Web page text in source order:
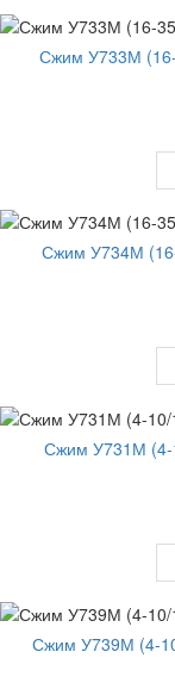
Сжим У733М
Сжим У734М
Сжим У731М
Сжим У739М (4-